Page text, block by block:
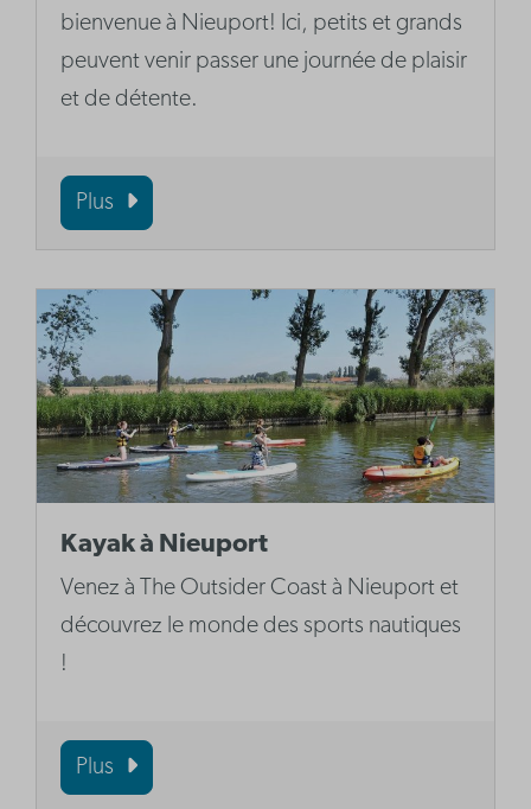
bienvenue à Nieuport! Ici, petits et grands
peuvent venir passer une journée de plaisir
et de détente.
Plus
Kayak à Nieuport
Venez à The Outsider Coast à Nieuport et
découvrez le monde des sports nautiques
!
Plus